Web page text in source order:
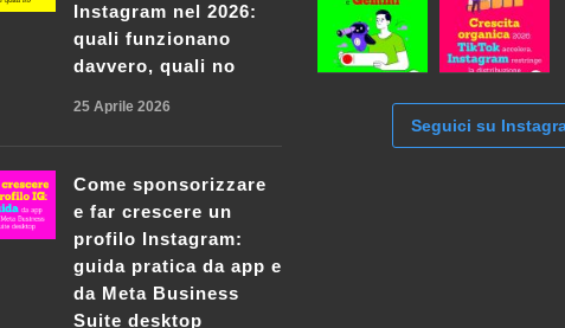
Instagram nel 2026:
quali funzionano
davvero, quali no
25 Aprile 2026
Come sponsorizzare
e far crescere un
profilo Instagram:
guida pratica da app e
da Meta Business
Suite desktop
Seguici su